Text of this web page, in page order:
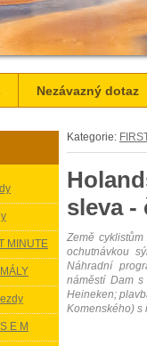
Nezávazný dotaz
MINUTE
E M
Kategorie:
sleva -
Země
ochutnávkou
Náhradní
náměstí Dam s
Heineken;
Komenského) s